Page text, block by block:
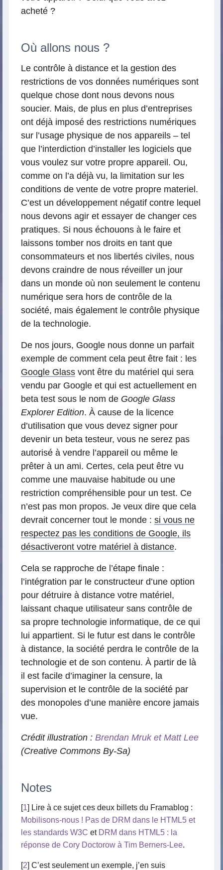
acheté ?
Où allons nous ?
Le contrôle à distance et la gestion des
restrictions de vos données numériques sont
quelque chose dont nous devons nous
soucier. Mais, de plus en plus d’entreprises
ont déjà imposé des restrictions numériques
sur l’usage physique de nos appareils – tel
que l’interdiction d’installer les logiciels que
vous voulez sur votre propre appareil. Ou,
comme on l’a déjà vu, la limitation sur les
conditions de vente de votre propre materiel.
C’est un développement négatif contre lequel
nous devons agir et essayer de changer ces
pratiques. Si nous échouons à le faire et
laissons tomber nos droits en tant que
consommateurs et nos libertés civiles, nous
devons craindre de nous réveiller un jour
dans un monde où non seulement le contenu
numérique sera hors de contrôle de la
société, mais également le contrôle physique
de la technologie.
De nos jours, Google nous donne un parfait
exemple de comment cela peut être fait : les
Google Glass vont être du matériel qui sera
vendu par Google et qui est actuellement en
beta test sous le nom de Google Glass
Explorer Edition. À cause de la licence
d’utilisation que vous devez signer pour
devenir un beta testeur, vous ne serez pas
autorisé à vendre l’appareil ou même le
prêter à un ami. Certes, cela peut être vu
comme une mauvaise habitude ou une
restriction compréhensible pour un test. Ce
n’est pas mon propos. Je veux dire que cela
devrait concerner tout le monde : si vous ne
respectez pas les conditions de Google, ils
désactiveront votre matériel à distance.
Cela se rapproche de l’étape finale :
l’intégration par le constructeur d’une option
pour détruire à distance votre matériel,
laissant chaque utilisateur sans contrôle de
sa propre technologie informatique, de ce qui
lui appartient. Si le futur est dans le contrôle
à distance, la société perdra le contrôle de la
technologie et de son contenu. À partir de là
il est facile d’imaginer la censure, la
supervision et le contrôle de la société par
des monopoles d’une manière encore jamais
vue.
Crédit illustration : Brendan Mruk et Matt Lee
(Creative Commons By-Sa)
Notes
[1] Lire à ce sujet ces deux billets du Framablog :
Mobilisons-nous ! Pas de DRM dans le HTML5 et
les standards W3C et DRM dans HTML5 : la
réponse de Cory Doctorow à Tim Berners-Lee.
[2] C’est seulement un exemple, j’en suis